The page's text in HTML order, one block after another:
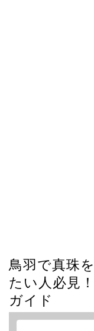
鳥羽で真珠
たい人必見
ガイド